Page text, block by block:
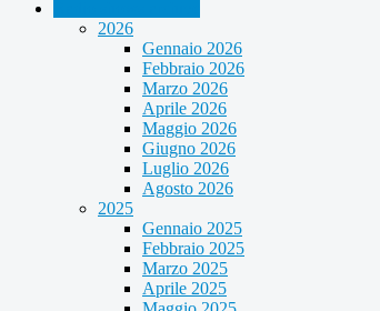
2026
Gennaio 2026
Febbraio 2026
Marzo 2026
Aprile 2026
Maggio 2026
Giugno 2026
Luglio 2026
Agosto 2026
2025
Gennaio 2025
Febbraio 2025
Marzo 2025
Aprile 2025